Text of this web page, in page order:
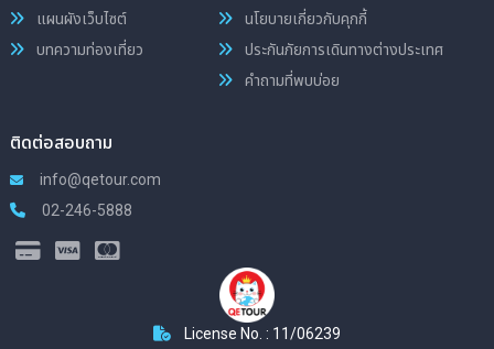
แผนผังเว็บไซต์
บทความท่องเที่ยว
นโยบายเกี่ยวกับคุกกี้
ประกันภัยการเดินทางต่างประเทศ
คำถามที่พบบ่อย
ติดต่อสอบถาม
info@qetour.com
02-246-5888
License No. : 11/06239